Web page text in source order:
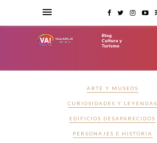
ARTE Y MUSEOS
CURIOSIDADES Y LEYENDAS
EDIFICIOS DESAPARECIDOS
PERSONAJES E HISTORIA